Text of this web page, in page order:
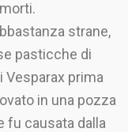
strane,
pasticche di
prima
in una pozza
fu causata dalla